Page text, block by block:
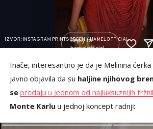
IZVOR: INSTAGRAM PRINTSCREEN / HAMELOFFICIAL
Inače, interesantno je da je Melinina
javno objavila da su haljine njihovog
se prodaju u jednom od najluksuznijih
Monte Karlu u jednoj koncept radnji: